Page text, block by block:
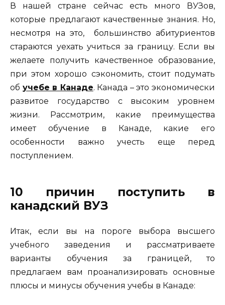
В нашей стране сейчас есть много ВУЗов,
которые предлагают качественные знания. Но,
несмотря на это, большинство абитуриентов
стараются уехать учиться за границу. Если вы
желаете получить качественное образование,
при этом хорошо сэкономить, стоит подумать
об учебе в Канаде. Канада – это экономически
развитое государство с высоким уровнем
жизни. Рассмотрим, какие преимущества
имеет обучение в Канаде, какие его
особенности важно учесть еще перед
поступлением.
10 причин поступить в
канадский ВУЗ
Итак, если вы на пороге выбора высшего
учебного заведения и рассматриваете
варианты обучения за границей, то
предлагаем вам проанализировать основные
плюсы и минусы обучения учебы в Канаде: